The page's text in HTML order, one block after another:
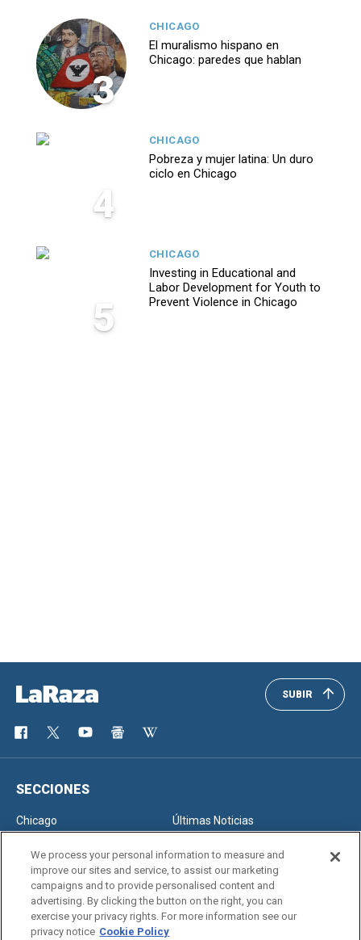
3
CHICAGO
El muralismo hispano en
Chicago: paredes que hablan
4
CHICAGO
Pobreza y mujer latina: Un duro
ciclo en Chicago
5
CHICAGO
Investing in Educational and
Labor Development for Youth to
Prevent Violence in Chicago
SUBIR
SECCIONES
Chicago
Últimas Noticias
SERVICIOS
Newsletter
We process your personal information to measure and
improve our sites and service, to assist our marketing
campaigns and to provide personalised content and
advertising. By clicking the button on the right, you can
exercise your privacy rights. For more information see our
privacy notice Cookie Policy